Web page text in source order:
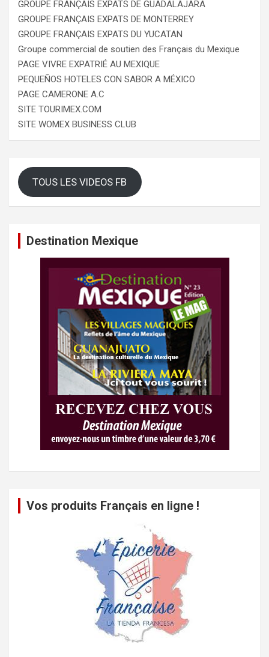
GROUPE FRANÇAIS EXPATS DE GUADALAJARA
GROUPE FRANÇAIS EXPATS DE MONTERREY
GROUPE FRANÇAIS EXPATS DU YUCATAN
Groupe commercial de soutien des Français du Mexique
PAGE VIVRE EXPATRIÉ AU MEXIQUE
PEQUEÑOS HOTELES CON SABOR A MÉXICO
PAGE CAMERONE A.C
SITE TOURIMEX.COM
SITE WOMEX BUSINESS CLUB
TOUS LES VIDEOS FB
Destination Mexique
Vos produits Français en ligne !